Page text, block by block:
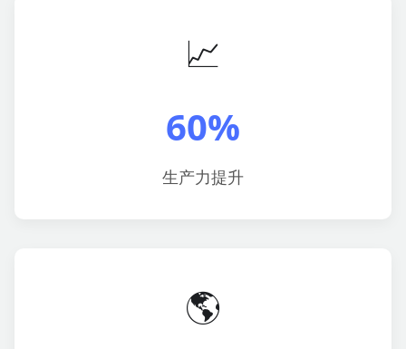
📈
60%
生产力提升
🌎